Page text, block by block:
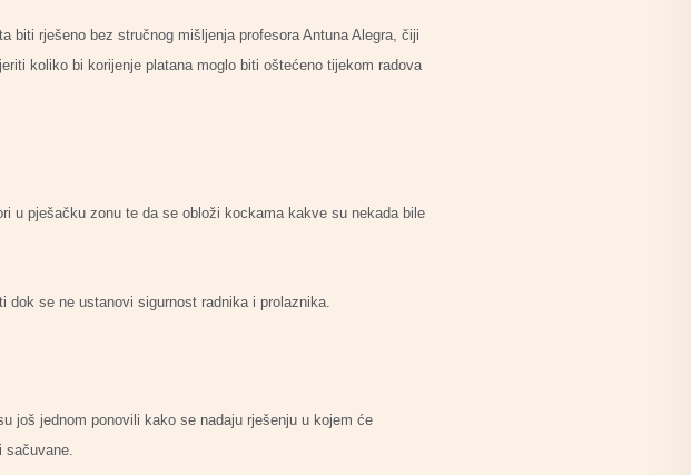
biti rješeno bez stručnog mišljenja profesora Antuna Alegra, čiji
koliko bi korijenje platana moglo biti oštećeno tijekom radova
u pješačku zonu te da se obloži kockama kakve su nekada bile
dok se ne ustanovi sigurnost radnika i prolaznika.
još jednom ponovili kako se nadaju rješenju u kojem će
sačuvane.